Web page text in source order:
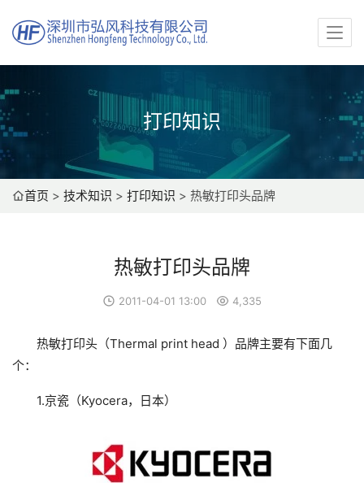
打印知识
首页 > 技术知识 > 打印知识 > 热敏打印头品牌
热敏打印头品牌
2011-04-01 13:00 4,335
热敏打印头（Thermal print head ）品牌主要有下面几
个：
1.京瓷（Kyocera，日本）